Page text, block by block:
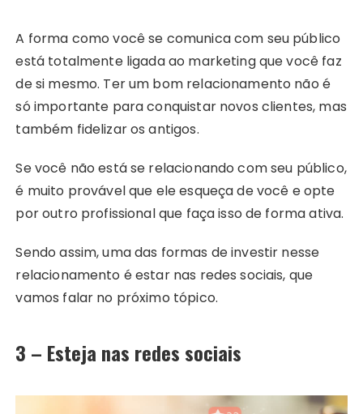
A forma como você se comunica com seu público
está totalmente ligada ao marketing que você faz
de si mesmo. Ter um bom relacionamento não é
só importante para conquistar novos clientes, mas
também fidelizar os antigos.
Se você não está se relacionando com seu público,
é muito provável que ele esqueça de você e opte
por outro profissional que faça isso de forma ativa.
Sendo assim, uma das formas de investir nesse
relacionamento é estar nas redes sociais, que
vamos falar no próximo tópico.
3 – Esteja nas redes sociais